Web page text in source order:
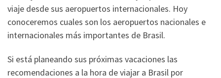
viaje desde sus aeropuertos internacionales. Hoy
conoceremos cuales son los aeropuertos nacionales e
internacionales más importantes de Brasil.
Si está planeando sus próximas vacaciones las
recomendaciones a la hora de viajar a Brasil por